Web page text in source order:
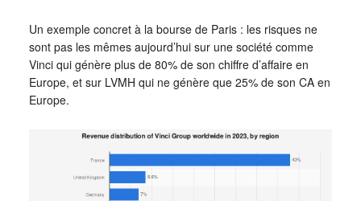
Un exemple concret à la bourse de Paris : les risques ne
sont pas les mêmes aujourd’hui sur une société comme
Vinci qui génère plus de 80% de son chiffre d’affaire en
Europe, et sur LVMH qui ne génère que 25% de son CA en
Europe.